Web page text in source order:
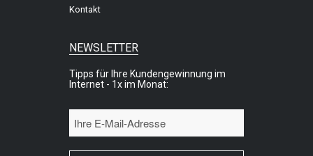
Kontakt
NEWSLETTER
Tipps für Ihre Kundengewinnung im
Internet - 1x im Monat: